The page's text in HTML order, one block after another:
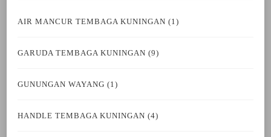
AIR MANCUR TEMBAGA KUNINGAN (1)
GARUDA TEMBAGA KUNINGAN (9)
GUNUNGAN WAYANG (1)
HANDLE TEMBAGA KUNINGAN (4)